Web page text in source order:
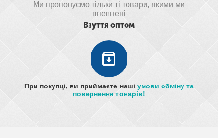
Ми пропонуємо тільки ті товари, якими ми
впевнені
Взуття оптом
При покупці, ви приймаєте наші умови обміну та
повернення товарів!